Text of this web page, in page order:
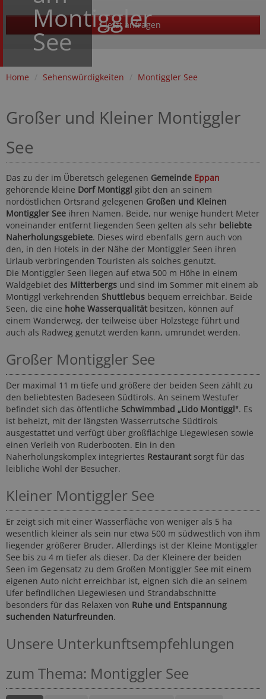
Montiggler
See
Jetzt anfragen
Home / Sehenswürdigkeiten / Montiggler See
Großer und Kleiner Montiggler
See
Das zu der im Überetsch gelegenen Gemeinde Eppan
gehörende kleine Dorf Montiggl gibt den an seinem
nordöstlichen Ortsrand gelegenen Großen und Kleinen
Montiggler See ihren Namen. Beide, nur wenige hundert Meter
voneinander entfernt liegenden Seen gelten als sehr beliebte
Naherholungsgebiete. Dieses wird ebenfalls gern auch von
den, in den Hotels in der Nähe der Montiggler Seen ihren
Urlaub verbringenden Touristen als solches genutzt.
Die Montiggler Seen liegen auf etwa 500 m Höhe in einem
Waldgebiet des Mitterbergs und sind im Sommer mit einem ab
Montiggl verkehrenden Shuttlebus bequem erreichbar. Beide
Seen, die eine hohe Wasserqualität besitzen, können auf
einem Wanderweg, der teilweise über Holzstege führt und
auch als Radweg genutzt werden kann, umrundet werden.
Großer Montiggler See
Der maximal 11 m tiefe und größere der beiden Seen zählt zu
den beliebtesten Badeseen Südtirols. An seinem Westufer
befindet sich das öffentliche Schwimmbad „Lido Montiggl". Es
ist beheizt, mit der längsten Wasserrutsche Südtirols
ausgestattet und verfügt über großflächige Liegewiesen sowie
einen Verleih von Ruderbooten. Ein in den
Naherholungskomplex integriertes Restaurant sorgt für das
leibliche Wohl der Besucher.
Kleiner Montiggler See
Er zeigt sich mit einer Wasserfläche von weniger als 5 ha
wesentlich kleiner als sein nur etwa 500 m südwestlich von ihm
liegender größerer Bruder. Allerdings ist der Kleine Montiggler
See bis zu 4 m tiefer als dieser. Da der Kleinere der beiden
Seen im Gegensatz zu dem Großen Montiggler See mit einem
eigenen Auto nicht erreichbar ist, eignen sich die an seinem
Ufer befindlichen Liegewiesen und Strandabschnitte
besonders für das Relaxen von Ruhe und Entspannung
suchenden Naturfreunden.
Unsere Unterkunftsempfehlungen
zum Thema: Montiggler See